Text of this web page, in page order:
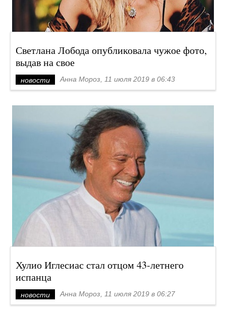
Светлана Лобода опубликовала чужое фото,
выдав на свое
новости Анна Мороз, 11 июля 2019 в 06:43
Хулио Иглесиас стал отцом 43-летнего
испанца
новости Анна Мороз, 11 июля 2019 в 06:27